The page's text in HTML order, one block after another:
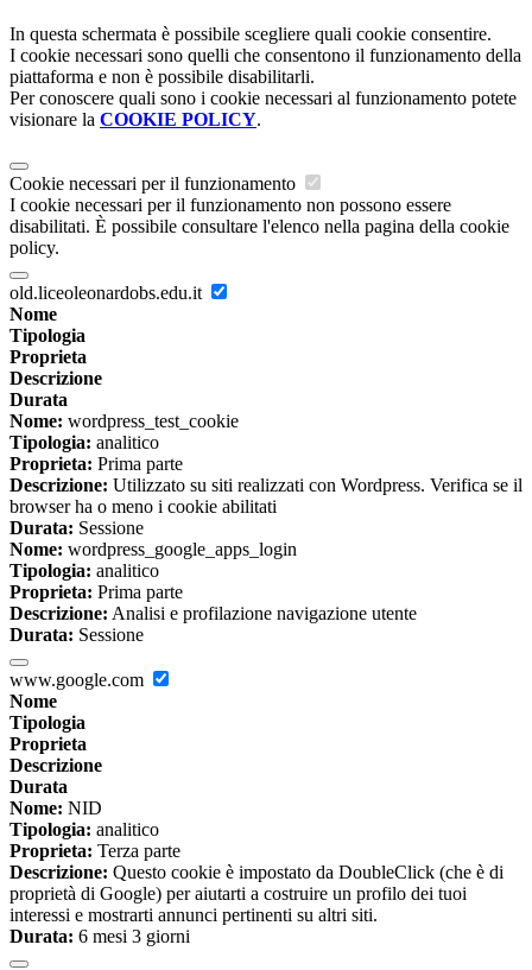
In questa schermata è possibile scegliere quali cookie consentire.
I cookie necessari sono quelli che consentono il funzionamento della
piattaforma e non è possibile disabilitarli.
Per conoscere quali sono i cookie necessari al funzionamento potete
visionare la COOKIE POLICY.
Cookie necessari per il funzionamento
I cookie necessari per il funzionamento non possono essere
disabilitati. È possibile consultare l'elenco nella pagina della cookie
policy.
old.liceoleonardobs.edu.it
Nome
Tipologia
Proprieta
Descrizione
Durata
Nome: wordpress_test_cookie
Tipologia: analitico
Proprieta: Prima parte
Descrizione: Utilizzato su siti realizzati con Wordpress. Verifica se il
browser ha o meno i cookie abilitati
Durata: Sessione
Nome: wordpress_google_apps_login
Tipologia: analitico
Proprieta: Prima parte
Descrizione: Analisi e profilazione navigazione utente
Durata: Sessione
www.google.com
Nome
Tipologia
Proprieta
Descrizione
Durata
Nome: NID
Tipologia: analitico
Proprieta: Terza parte
Descrizione: Questo cookie è impostato da DoubleClick (che è di
proprietà di Google) per aiutarti a costruire un profilo dei tuoi
interessi e mostrarti annunci pertinenti su altri siti.
Durata: 6 mesi 3 giorni